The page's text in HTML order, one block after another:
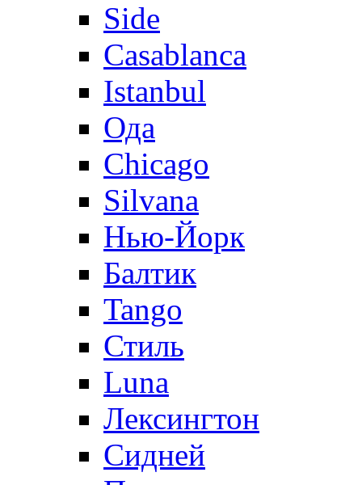
Side
Casablanca
Istanbul
Ода
Chicago
Silvana
Нью-Йорк
Балтик
Tango
Стиль
Luna
Лексингтон
Сидней